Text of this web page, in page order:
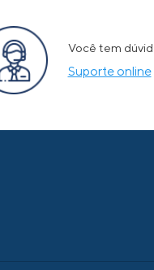
Você tem
Suporte online